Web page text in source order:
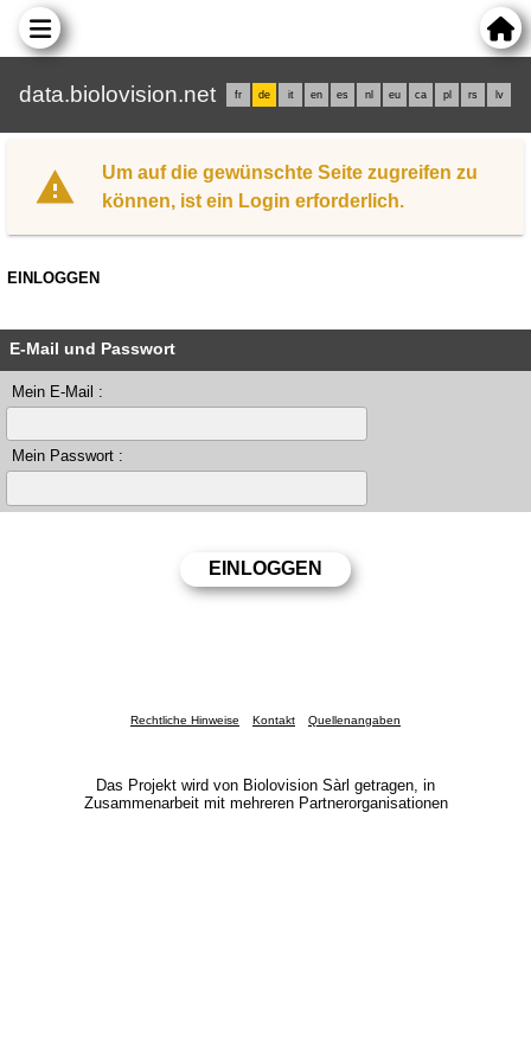
data.biolovision.net fr de it en es nl eu ca pl rs lv
Um auf die gewünschte Seite zugreifen zu
können, ist ein Login erforderlich.
EINLOGGEN
E-Mail und Passwort
Mein E-Mail :
Mein Passwort :
Rechtliche Hinweise Kontakt Quellenangaben
Das Projekt wird von Biolovision Sàrl getragen, in
Zusammenarbeit mit mehreren Partnerorganisationen